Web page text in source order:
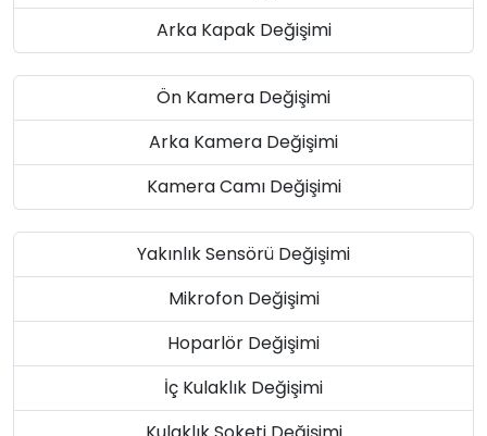
Arka Kapak Değişimi
Ön Kamera Değişimi
Arka Kamera Değişimi
Kamera Camı Değişimi
Yakınlık Sensörü Değişimi
Mikrofon Değişimi
Hoparlör Değişimi
İç Kulaklık Değişimi